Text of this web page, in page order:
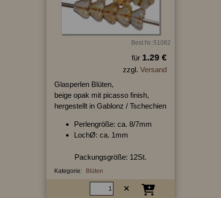
Best.Nr.:51082
für 1.29 €
zzgl. Versand
Glasperlen Blüten,
beige opak mit picasso finish,
hergestellt in Gablonz / Tschechien
Perlengröße: ca. 8/7mm
LochØ: ca. 1mm
Packungsgröße: 12St.
Kategorie: Blüten